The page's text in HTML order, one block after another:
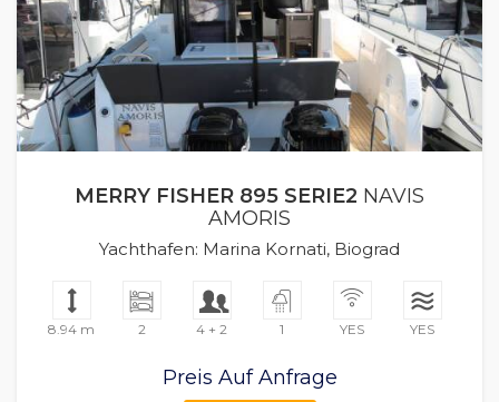
MERRY FISHER 895 SERIE2 NAVIS
AMORIS
Yachthafen: Marina Kornati, Biograd
8.94 m 2 4 + 2 1 YES YES
Preis Auf Anfrage